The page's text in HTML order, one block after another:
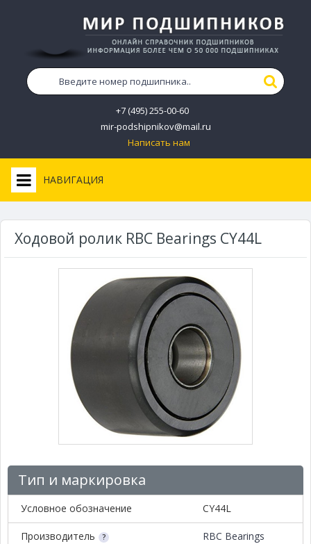
+7 (495) 255-00-60
mir-podshipnikov@mail.ru
Написать нам
НАВИГАЦИЯ
Ходовой ролик RBC Bearings CY44L
Тип и маркировка
Условное обозначение CY44L
Производитель RBC Bearings